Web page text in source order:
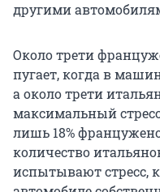
другими
Около трети
пугает, когда в
а около трети
максимальный
лишь 18%
количество
испытывают стресс,